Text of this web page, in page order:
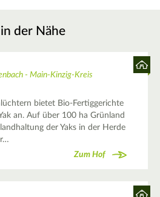
der Nähe
- Main-Kinzig-Kreis
bietet Bio-Fertiggerichte
an. Auf über 100 ha Grünland
der Yaks in der Herde
Zum Hof